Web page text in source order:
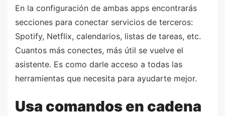
En la configuración de ambas apps encontrarás
secciones para conectar servicios de terceros:
Spotify, Netflix, calendarios, listas de tareas, etc.
Cuantos más conectes, más útil se vuelve el
asistente. Es como darle acceso a todas las
herramientas que necesita para ayudarte mejor.
Usa comandos en cadena